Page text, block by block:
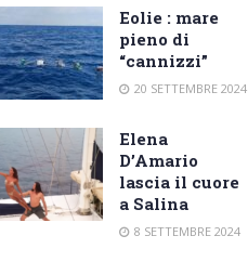
Eolie : mare
pieno di
“cannizzi”
20 SETTEMBRE 2024
Elena
D’Amario
lascia il cuore
a Salina
8 SETTEMBRE 2024